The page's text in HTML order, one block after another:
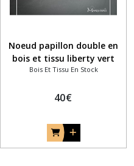
Noeud papillon double en
bois et tissu liberty vert
sapin/vert eau
Bois Et Tissu En Stock
40€